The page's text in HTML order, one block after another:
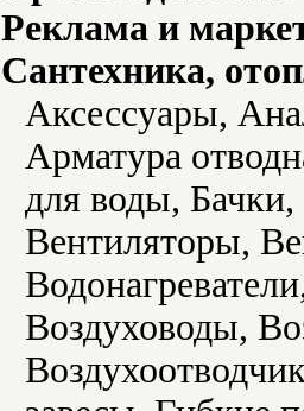
Реклама и
Сантехника,
Аксессуары,
Арматура
для воды,
Вентиляторы,
Воздуховоды,